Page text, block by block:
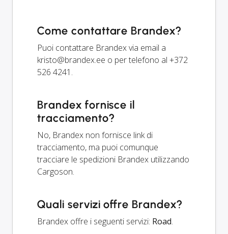
Come contattare Brandex?
Puoi contattare Brandex via email a
kristo@brandex.ee o per telefono al +372
526 4241.
Brandex fornisce il
tracciamento?
No, Brandex non fornisce link di
tracciamento, ma puoi comunque
tracciare le spedizioni Brandex utilizzando
Cargoson.
Quali servizi offre Brandex?
Brandex offre i seguenti servizi: Road.